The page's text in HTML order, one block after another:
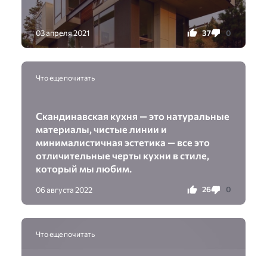
03 апреля 2021 37 0
Что еще почитать
Скандинавская кухня — это натуральные
материалы, чистые линии и
минималистичная эстетика — все это
отличительные черты кухни в стиле,
который мы любим.
06 августа 2022 26 0
Что еще почитать